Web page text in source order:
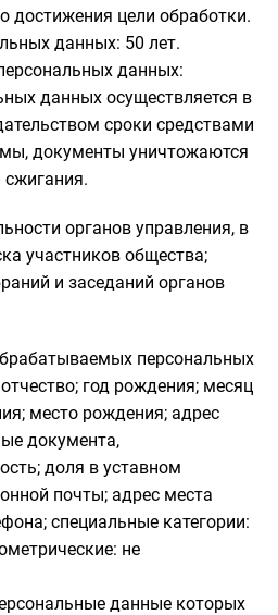
достижения цели обработки.
данных: 50 лет.
данных:
данных осуществляется в
сроки средствами
документы уничтожаются
сжигания.
органов управления, в
участников общества;
и заседаний органов
персональных
год рождения; месяц
место рождения; адрес
документа,
доля в уставном
почты; адрес места
специальные категории:
не
данные которых